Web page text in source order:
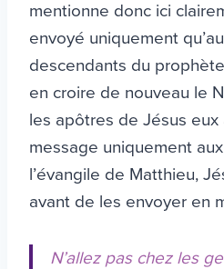
mentionne donc ici
envoyé uniquement
descendants du
en croire de nouveau le
les apôtres de Jésus
message uniquement
l’évangile de Matthieu,
avant de les envoyer en
N’allez pas chez les